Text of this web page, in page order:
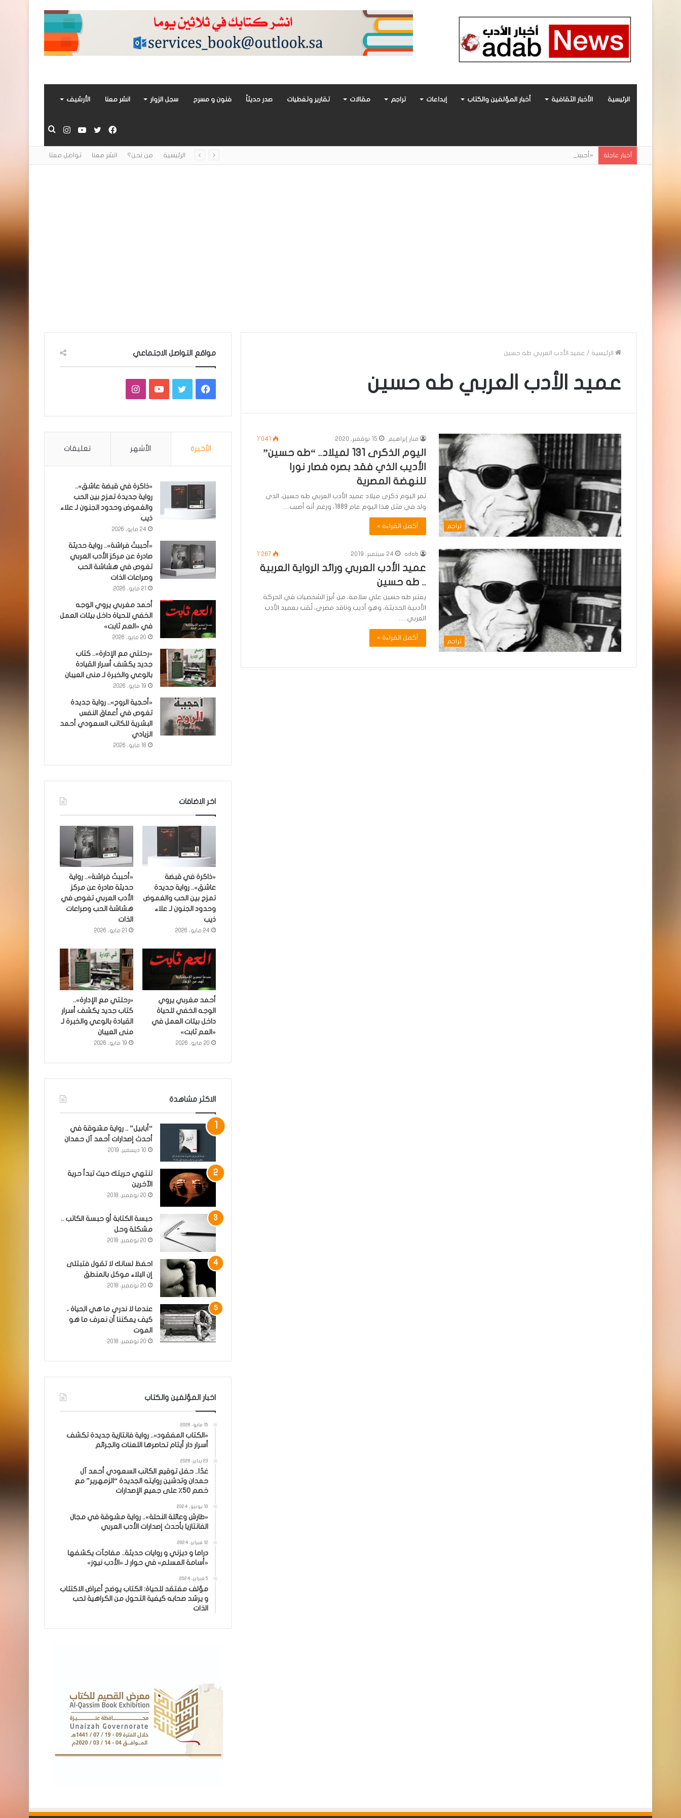
الرئيسية الأخبار الثقافية أخبار المؤلفين والكتاب إبداعات تراجم مقالات تقارير وتغطيات صدر حديثاً فنون و مسرح سجل الزوار انشر معنا الأرشيف
بحث
انستقراميوتيوبتويتر
فيسبوك
أخبار عاجلة «أحببتُ فراشة».. رواية حديثة صادرة عن مركز الأدب العربي تغوص في هشاشة الحب وصراعات الذات الرئيسية من نحن؟ انشر معنا تواصل معنا
الرئيسية / عميد الأدب العربي طه حسين
عميد الأدب العربي طه حسين
تراجم
منار إبراهيم 15 نوفمبر، 2020 1٬041
اليوم الذكرى 131 لميلاد.. “طه حسين”
الأديب الذي فقد بصره فصار نورا
للنهضة المصرية
تمر اليوم ذكرى ميلاد عميد الأدب العربي طه حسين، الذى
ولد في مثل هذا اليوم عام 1889، ورغم أنه أصيب…
أكمل القراءة »
تراجم
adab 24 سبتمبر، 2019 1٬267
عميد الأدب العربي ورائد الرواية العربية
.. طه حسين
يعتبر طه حسين علي سلامة، من أبرز الشخصيات في الحركة
الأدبية الحديثة، وهو أديب وناقد مصري، لُقب بعميد الأدب
العربي.…
أكمل القراءة »
مواقع التواصل الاجتماعي
فيسبوكتويتر يوتيوبانستقرام
الأخيرة الأشهر تعليقات
«ذاكرة في قبضة عاشق»..
رواية جديدة تمزج بين الحب
والغموض وحدود الجنون لـ علاء
ذيب
24 مايو، 2026
«أحببتُ فراشة».. رواية حديثة
صادرة عن مركز الأدب العربي
تغوص في هشاشة الحب
وصراعات الذات
21 مايو، 2026
أحمد مغربي يروي الوجه
الخفي للحياة داخل بيئات العمل
في «العم ثابت»
20 مايو، 2026
«رحلتي مع الإدارة».. كتاب
جديد يكشف أسرار القيادة
بالوعي والخبرة لـ منى العيبان
19 مايو، 2026
«أحجية الروح».. رواية جديدة
تغوص في أعماق النفس
البشرية للكاتب السعودي أحمد
الزيادي
18 مايو، 2026
اخر الاضافات
«ذاكرة في قبضة
عاشق».. رواية جديدة
تمزج بين الحب والغموض
وحدود الجنون لـ علاء
ذيب
24 مايو، 2026
«أحببتُ فراشة».. رواية
حديثة صادرة عن مركز
الأدب العربي تغوص في
هشاشة الحب وصراعات
الذات
21 مايو، 2026
أحمد مغربي يروي
الوجه الخفي للحياة
داخل بيئات العمل في
«العم ثابت»
20 مايو، 2026
«رحلتي مع الإدارة»..
كتاب جديد يكشف أسرار
القيادة بالوعي والخبرة لـ
منى العيبان
19 مايو، 2026
الاكثر مشاهدة
“أبابيل” .. رواية مشوقة في
أحدث إصدارات أحمد آل حمدان
10 ديسمبر، 2019
تنتهي حريتك حيث تبدأ حرية
الآخرين
20 نوفمبر، 2018
حبسة الكتابة أو حبسة الكاتب ..
مشكلة وحل
20 نوفمبر، 2018
احفظ لسانك لا تقول فتبتلى
إن البلاء موكل بالمنطق
20 نوفمبر، 2018
عندما لا ندري ما هي الحياة ،
كيف يمكننا أن نعرف ما هو
الموت
20 نوفمبر، 2018
اخبار المؤلفين والكتاب
15 مايو، 2026
«الكتاب المفقود».. رواية فانتازية جديدة تكشف
أسرار دار أيتام تحاصرها اللعنات والجرائم
23 يناير، 2026
غدًا.. حفل توقيع الكاتب السعودي أحمد آل
حمدان وتدشين روايته الجديدة “الزمهرير” مع
خصم 50٪ على جميع الإصدارات
10 يونيو، 2024
«طارش وعائلة النحلة».. رواية مشوقة في مجال
الفانتازيا بأحدث إصدارات الأدب العربي
12 فبراير، 2024
دراما و ديزني و روايات حديثة.. مفاجآت يكشفها
«أسامة المسلم» في حوار لـ «الأدب نيوز»
5 فبراير، 2024
مؤلف مفتقد للحياة: الكتاب يوضح أعراض الاكتئاب
و يرشد صحابه كيفية التحول من الكراهية لحب
الذات